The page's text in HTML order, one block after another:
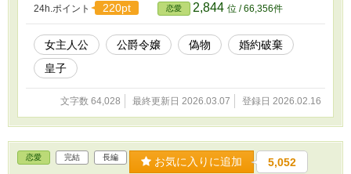
24h.ポイント 220pt 恋愛 2,844 位 / 66,356件
女主人公 公爵令嬢 偽物
婚約破棄
皇子
文字数 64,028 最終更新日 2026.03.07 登録日 2026.02.16
恋愛 完結 長編 お気に入りに追加 5,052